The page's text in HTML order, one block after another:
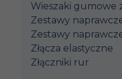
Wieszaki gumowe
Zestawy
Zestawy
Złącza elastyczne
Złączniki rur